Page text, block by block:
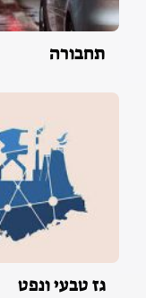
תחבורה
גז טבעי ונפט